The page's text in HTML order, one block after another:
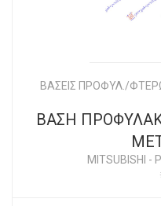
ΒΑΣΕΙΣ ΠΡΟΦΥΛ./
ΒΑΣΗ
MITSUBISHI -